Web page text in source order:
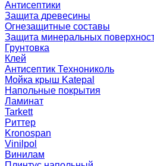
Антисептики
Защита древесины
Огнезащитные составы
Защита минеральных
Грунтовка
Клей
Антисептик Технониколь
Мойка крыш Katepal
Напольные покрытия
Ламинат
Tarkett
Риттер
Kronospan
Vinilpol
Винилам